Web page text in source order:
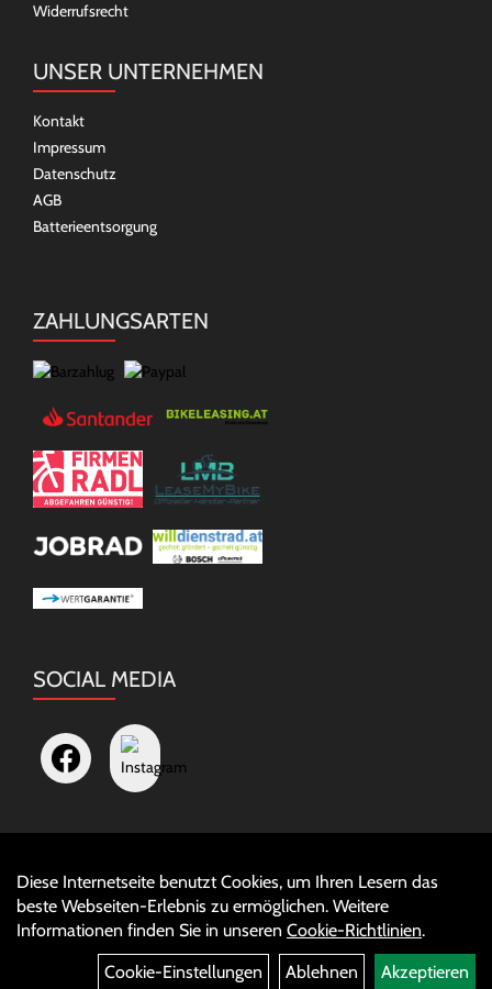
Widerrufsrecht
UNSER UNTERNEHMEN
Kontakt
Impressum
Datenschutz
AGB
Batterieentsorgung
ZAHLUNGSARTEN
SOCIAL MEDIA
Diese Internetseite benutzt Cookies, um Ihren Lesern das
beste Webseiten-Erlebnis zu ermöglichen. Weitere
Informationen finden Sie in unseren Cookie-Richtlinien.
Cookie-Einstellungen
Ablehnen Akzeptieren
Auftrag widerrufen